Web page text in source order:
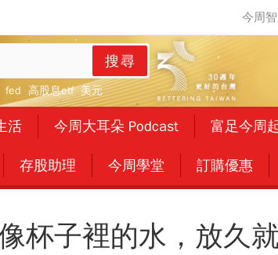
搜尋
fed 高股息etf 美元
活 今周大耳朵 Podcast 富足今周
存股助理 今周學堂 訂購優惠
杯子裡的水，放久